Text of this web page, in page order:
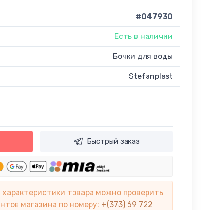
#047930
Есть в наличии
Бочки для воды
Stefanplast
Быстрый заказ
товара можно проверить
магазина по номеру: +(373) 69 722